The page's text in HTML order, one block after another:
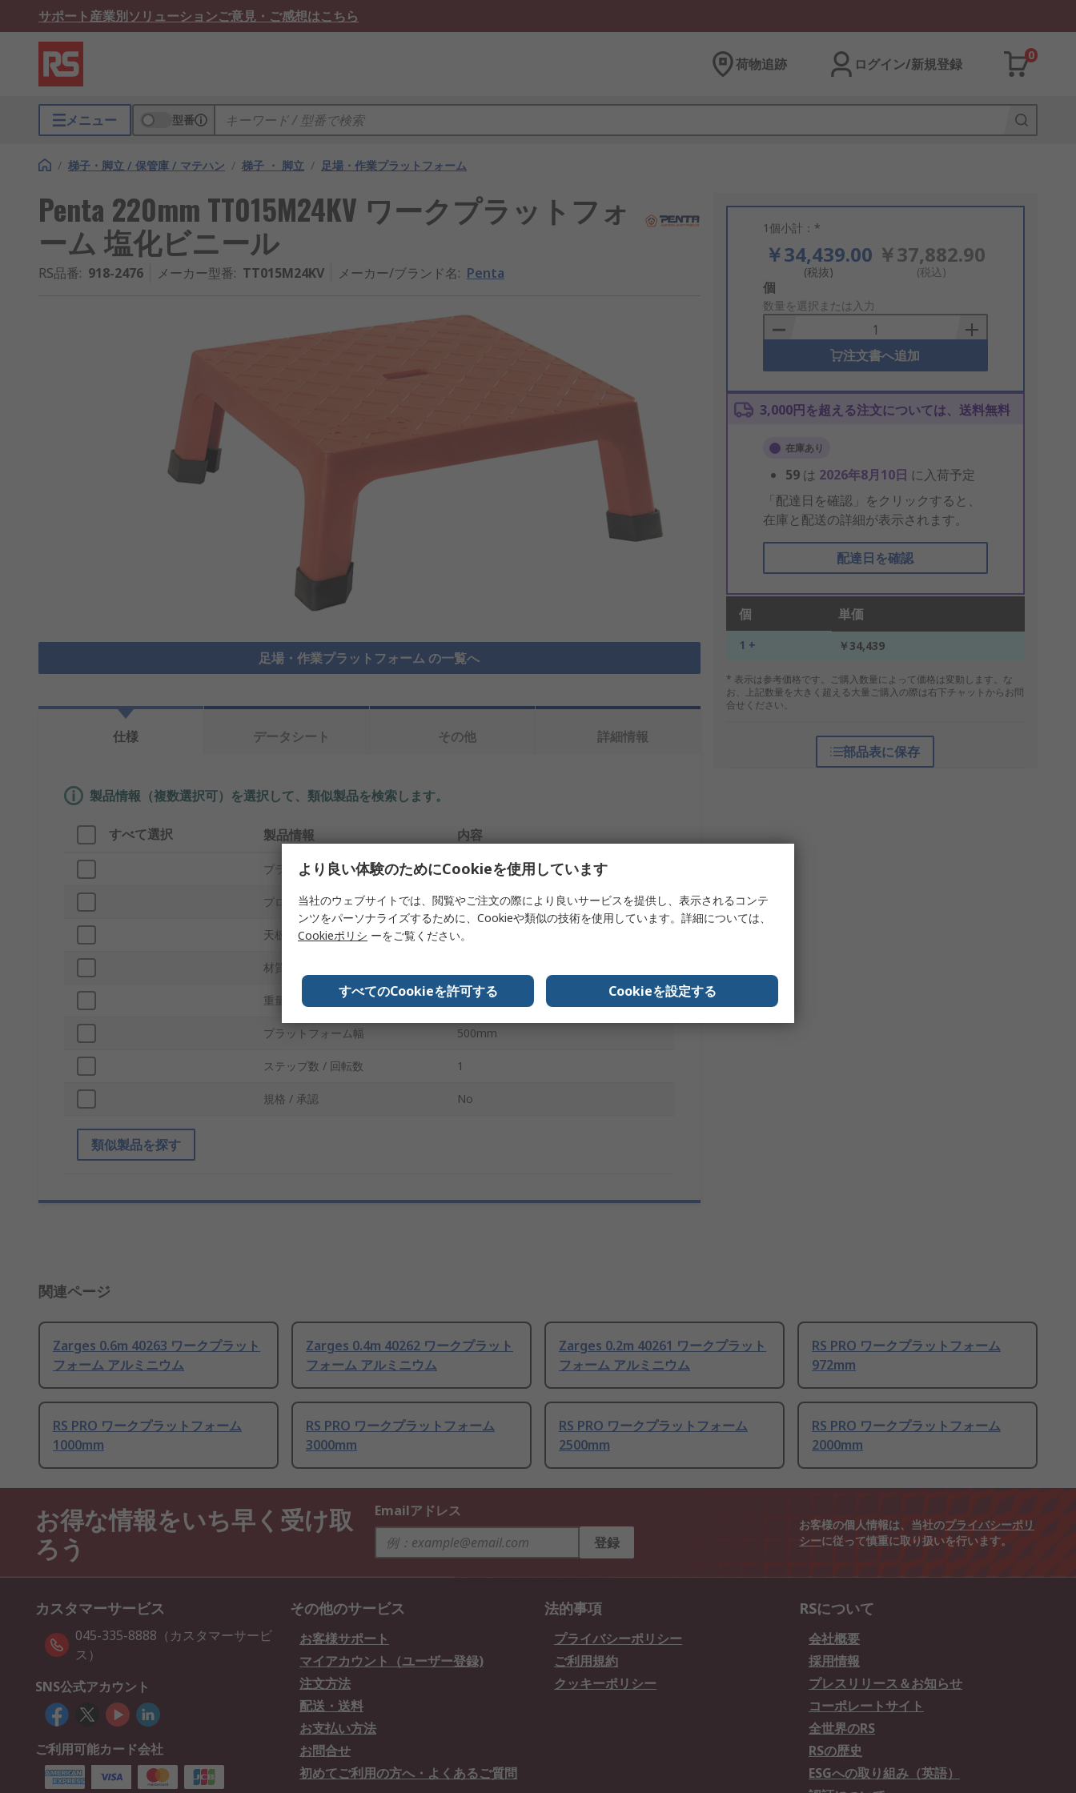
サポート産業別ソリューションご意見・ご感想はこちら
荷物追跡 ログイン/新規登録
0
メニュー 型番
/ 梯子・脚立 / 保管庫 / マテハン / 梯子 ・ 脚立 / 足場・作業プラットフォーム
Penta 220mm TT015M24KV ワークプラットフォ
ーム 塩化ビニール
RS品番: 918-2476 メーカー型番: TT015M24KV メーカー/ブランド名: Penta
足場・作業プラットフォーム の一覧へ
1個小計：*
￥34,439.00
(税抜)
￥37,882.90
(税込)
Add
to
Basket
個
数量を選択または入力
注文書へ追加
3,000円を超える注文については、送料無料
在庫あり
59 は 2026年8月10日 に入荷予定
「配達日を確認」をクリックすると、
在庫と配送の詳細が表示されます。
配達日を確認
個 単価
1 + ￥34,439
* 表示は参考価格です。ご購入数量によって価格は変動します。な
お、上記数量を大きく超える大量ご購入の際は右下チャットからお問
合せください。
部品表に保存
仕様 データシート その他 詳細情報
製品情報（複数選択可）を選択して、類似製品を検索します。
すべて選択 製品情報 内容
ブランド Penta
プロダクトタイプ ワークプラットフォーム
天板高さ 220mm
材質
重量 3.6kg
プラットフォーム幅 500mm
ステップ数 / 回転数 1
規格 / 承認 No
類似製品を探す
関連ページ
Zarges 0.6m 40263 ワークプラット
フォーム アルミニウム
Zarges 0.4m 40262 ワークプラット
フォーム アルミニウム
Zarges 0.2m 40261 ワークプラット
フォーム アルミニウム
RS PRO ワークプラットフォーム
972mm
RS PRO ワークプラットフォーム
1000mm
RS PRO ワークプラットフォーム
3000mm
RS PRO ワークプラットフォーム
2500mm
RS PRO ワークプラットフォーム
2000mm
お得な情報をいち早く受け取
ろう
Emailアドレス
登録
お客様の個人情報は、当社のプライバシーポリ
シーに従って慎重に取り扱いを行います。
カスタマーサービス
045-335-8888（カスタマーサービ
ス）
SNS公式アカウント
ご利用可能カード会社
その他のサービス
お客様サポート
マイアカウント（ユーザー登録)
注文方法
配送・送料
お支払い方法
お問合せ
初めてご利用の方へ・よくあるご質問
法的事項
プライバシーポリシー
ご利用規約
クッキーポリシー
RSについて
会社概要
採用情報
プレスリリース＆お知らせ
コーポレートサイト
全世界のRS
RSの歴史
ESGへの取り組み（英語）
より良い体験のためにCookieを使用しています
当社のウェブサイトでは、閲覧やご注文の際により良いサービスを提供し、表示されるコンテ
ンツをパーソナライズするために、Cookieや類似の技術を使用しています。詳細については、
Cookieポリシ ーをご覧ください。
すべてのCookieを許可する Cookieを設定する